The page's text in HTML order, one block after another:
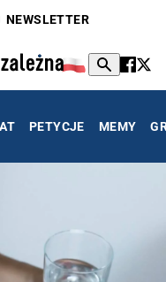
NEWSLETTER
PETYCJE MEMY